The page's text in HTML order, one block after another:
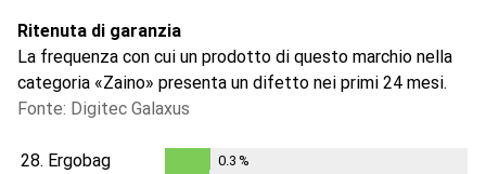
Ritenuta di garanzia
La frequenza con cui un prodotto di questo marchio nella
categoria «Zaino» presenta un difetto nei primi 24 mesi.
Fonte: Digitec Galaxus
28. Ergobag 0.3 %